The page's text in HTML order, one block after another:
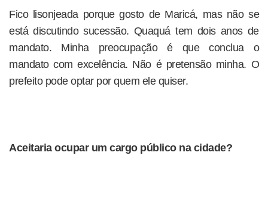
Fico lisonjeada porque gosto de Maricá, mas não se
está discutindo sucessão. Quaquá tem dois anos de
mandato. Minha preocupação é que conclua o
mandato com excelência. Não é pretensão minha. O
prefeito pode optar por quem ele quiser.
Aceitaria ocupar um cargo público na cidade?